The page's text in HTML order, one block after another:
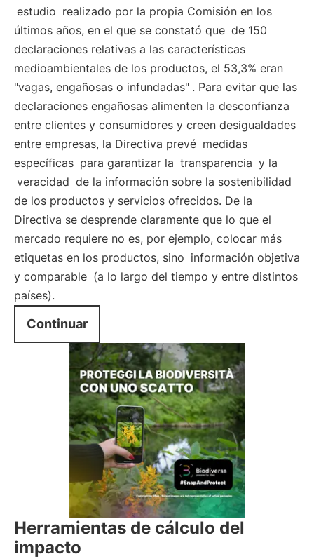
estudio realizado por la propia Comisión en los
últimos años, en el que se constató que de 150
declaraciones relativas a las características
medioambientales de los productos, el 53,3% eran
"vagas, engañosas o infundadas" . Para evitar que las
declaraciones engañosas alimenten la desconfianza
entre clientes y consumidores y creen desigualdades
entre empresas, la Directiva prevé medidas
específicas para garantizar la transparencia y la
veracidad de la información sobre la sostenibilidad
de los productos y servicios ofrecidos. De la
Directiva se desprende claramente que lo que el
mercado requiere no es, por ejemplo, colocar más
etiquetas en los productos, sino información objetiva
y comparable (a lo largo del tiempo y entre distintos
países).
Continuar
Herramientas de cálculo del
impacto